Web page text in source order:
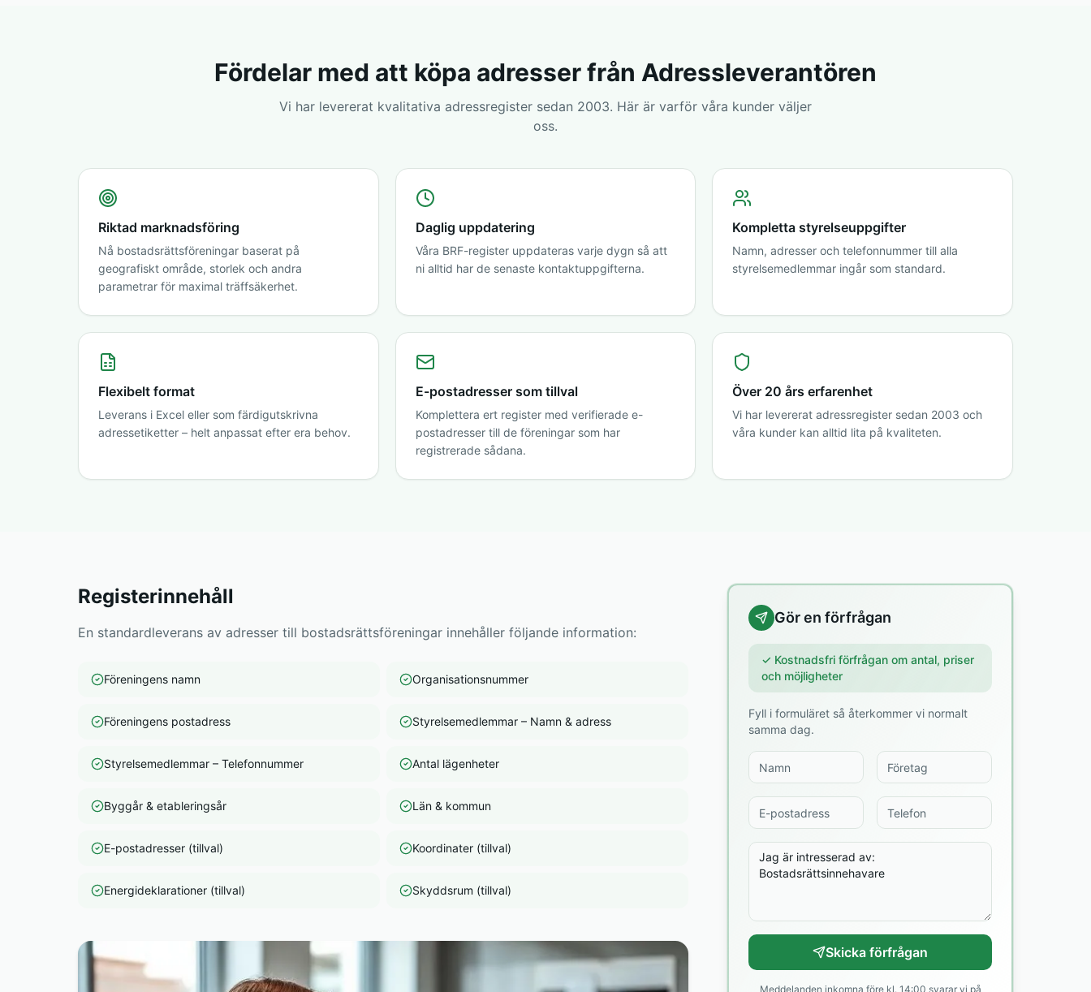
Fördelar med att köpa adresser från Adressleverantören
Vi har levererat kvalitativa adressregister sedan 2003. Här är varför våra kunder väljer
oss.
Riktad marknadsföring
Nå bostadsrättsföreningar baserat på
geografiskt område, storlek och andra
parametrar för maximal träffsäkerhet.
Daglig uppdatering
Våra BRF-register uppdateras varje dygn så att
ni alltid har de senaste kontaktuppgifterna.
Kompletta styrelseuppgifter
Namn, adresser och telefonnummer till alla
styrelsemedlemmar ingår som standard.
Flexibelt format
Leverans i Excel eller som färdigutskrivna
adressetiketter – helt anpassat efter era behov.
E-postadresser som tillval
Komplettera ert register med verifierade e-
postadresser till de föreningar som har
registrerade sådana.
Över 20 års erfarenhet
Vi har levererat adressregister sedan 2003 och
våra kunder kan alltid lita på kvaliteten.
Registerinnehåll
En standardleverans av adresser till bostadsrättsföreningar innehåller följande information:
Föreningens namn Organisationsnummer
Föreningens postadress Styrelsemedlemmar – Namn & adress
Styrelsemedlemmar – Telefonnummer Antal lägenheter
Byggår & etableringsår Län & kommun
E-postadresser (tillval) Koordinater (tillval)
Energideklarationer (tillval) Skyddsrum (tillval)
Gör en förfrågan
✓ Kostnadsfri förfrågan om antal, priser
och möjligheter
Fyll i formuläret så återkommer vi normalt
samma dag.
Skicka förfrågan
Meddelanden inkomna före kl. 14:00 svarar vi på